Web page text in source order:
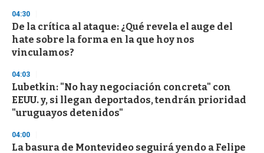
s
e
c
o
n
04:30
De la crítica al ataque: ¿Qué revela el auge del
hate sobre la forma en la que hoy nos
vinculamos?
04:03
Lubetkin: "No hay negociación concreta" con
EEUU. y, si llegan deportados, tendrán prioridad
"uruguayos detenidos"
04:00
La basura de Montevideo seguirá yendo a Felipe